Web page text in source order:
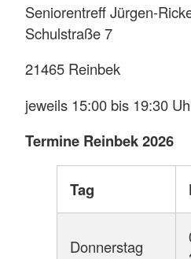
Seniorentreff Jürgen-
Schulstraße 7
21465 Reinbek
jeweils 15:00 bis 19:30
Termine Reinbek 2026
Tag
Donnerstag